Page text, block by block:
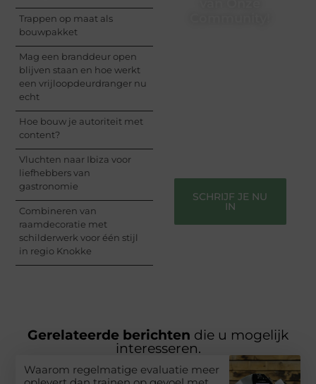
Trappen op maat als
bouwpakket
Mag een branddeur open
blijven staan en hoe werkt
een vrijloopdeurdranger nu
echt
Hoe bouw je autoriteit met
content?
Vluchten naar Ibiza voor
liefhebbers van
gastronomie
Combineren van
raamdecoratie met
schilderwerk voor één stijl
in regio Knokke
SCHRIJF JE NU
IN
Gerelateerde berichten die u mogelijk
interesseren.
Waarom regelmatige evaluatie meer